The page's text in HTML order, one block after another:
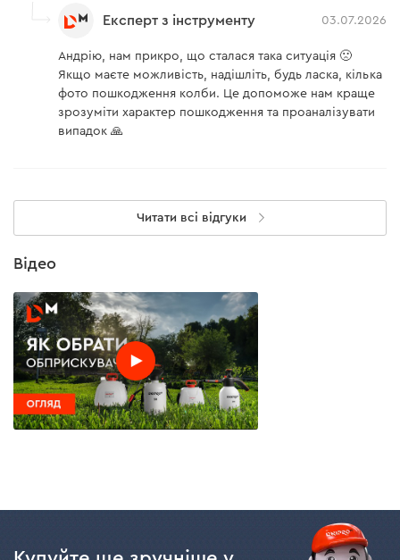
Експерт з інструменту 03.07.2026
Андрію, нам прикро, що сталася така ситуація 🙁
Якщо маєте можливість, надішліть, будь ласка, кілька
фото пошкодження колби. Це допоможе нам краще
зрозуміти характер пошкодження та проаналізувати
випадок 🙏
Читати всі відгуки
Відео